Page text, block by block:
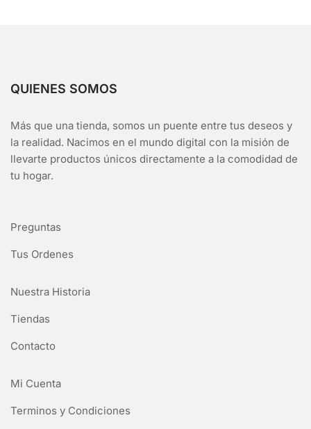
QUIENES SOMOS
Más que una tienda, somos un puente entre tus deseos y
la realidad. Nacimos en el mundo digital con la misión de
llevarte productos únicos directamente a la comodidad de
tu hogar.
Preguntas
Tus Ordenes
Nuestra Historia
Tiendas
Contacto
Mi Cuenta
Terminos y Condiciones